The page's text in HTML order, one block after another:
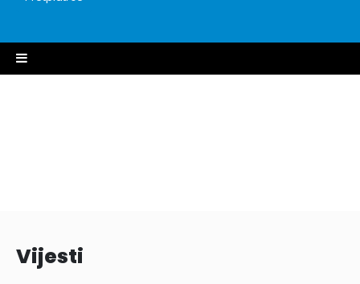
Vijesti